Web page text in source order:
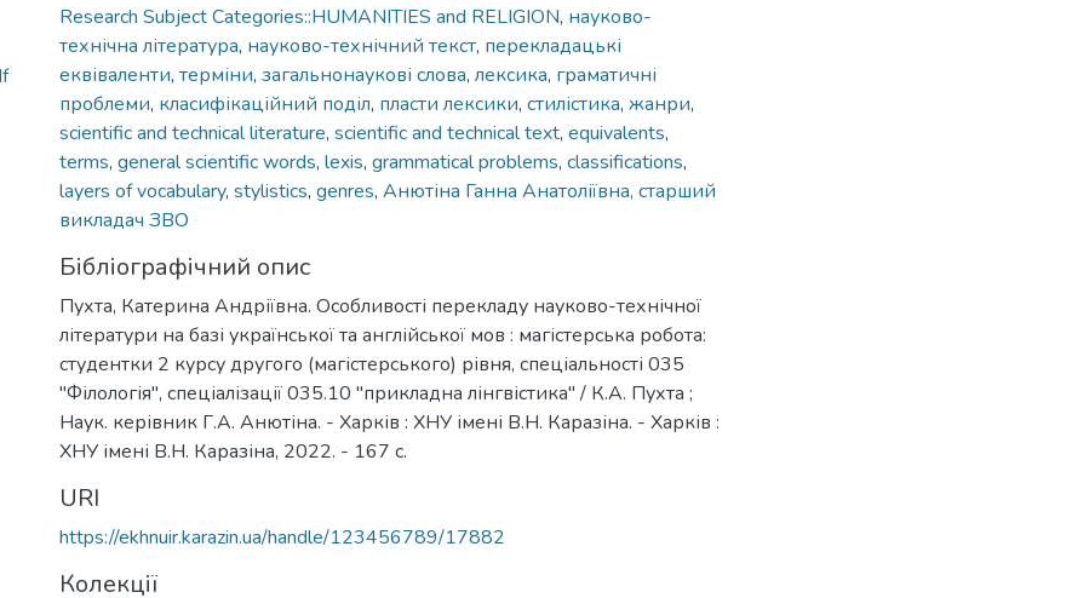
Research Subject Categories::HUMANITIES and RELIGION, науково-
технічна література, науково-технічний текст, перекладацькі
еквіваленти, терміни, загальнонаукові слова, лексика, граматичні
проблеми, класифікаційний поділ, пласти лексики, стилістика, жанри,
scientific and technical literature, scientific and technical text, equivalents,
terms, general scientific words, lexis, grammatical problems, classifications,
layers of vocabulary, stylistics, genres, Анютіна Ганна Анатоліївна, старший
викладач ЗВО
Бібліографічний опис
Пухта, Катерина Андріївна. Особливості перекладу науково-технічної
літератури на базі української та англійської мов : магістерська робота:
студентки 2 курсу другого (магістерського) рівня, спеціальності 035
"Філологія", спеціалізації 035.10 "прикладна лінгвістика" / К.А. Пухта ;
Наук. керівник Г.А. Анютіна. - Харків : ХНУ імені В.Н. Каразіна. - Харків :
ХНУ імені В.Н. Каразіна, 2022. - 167 с.
URI
https://ekhnuir.karazin.ua/handle/123456789/17882
Колекції